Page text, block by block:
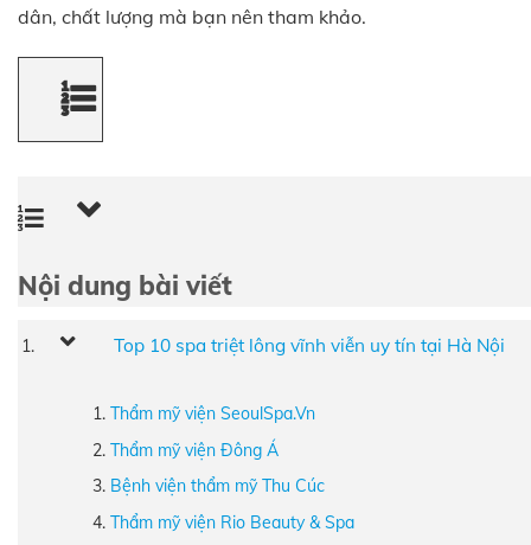
dân, chất lượng mà bạn nên tham khảo.
Nội dung bài viết
Top 10 spa triệt lông vĩnh viễn uy tín tại Hà Nội
Thẩm mỹ viện SeoulSpa.Vn
Thẩm mỹ viện Đông Á
Bệnh viện thẩm mỹ Thu Cúc
Thẩm mỹ viện Rio Beauty & Spa